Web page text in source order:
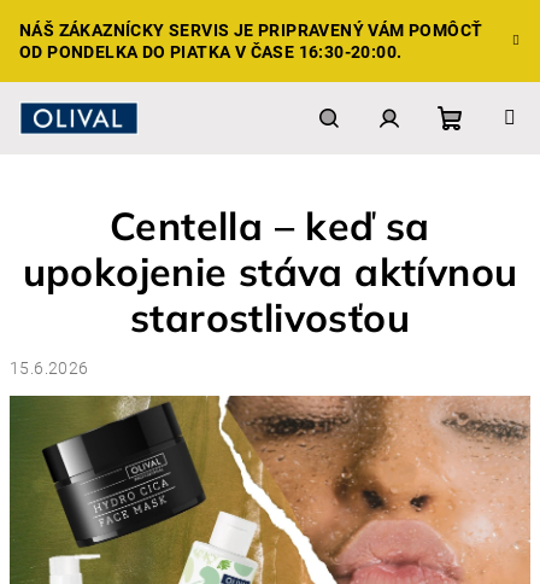
obsah
NÁŠ ZÁKAZNÍCKY SERVIS JE PRIPRAVENÝ VÁM POMÔCŤ
OD PONDELKA DO PIATKA V ČASE 16:30-20:00.
Centella – keď sa
upokojenie stáva aktívnou
starostlivosťou
15.6.2026